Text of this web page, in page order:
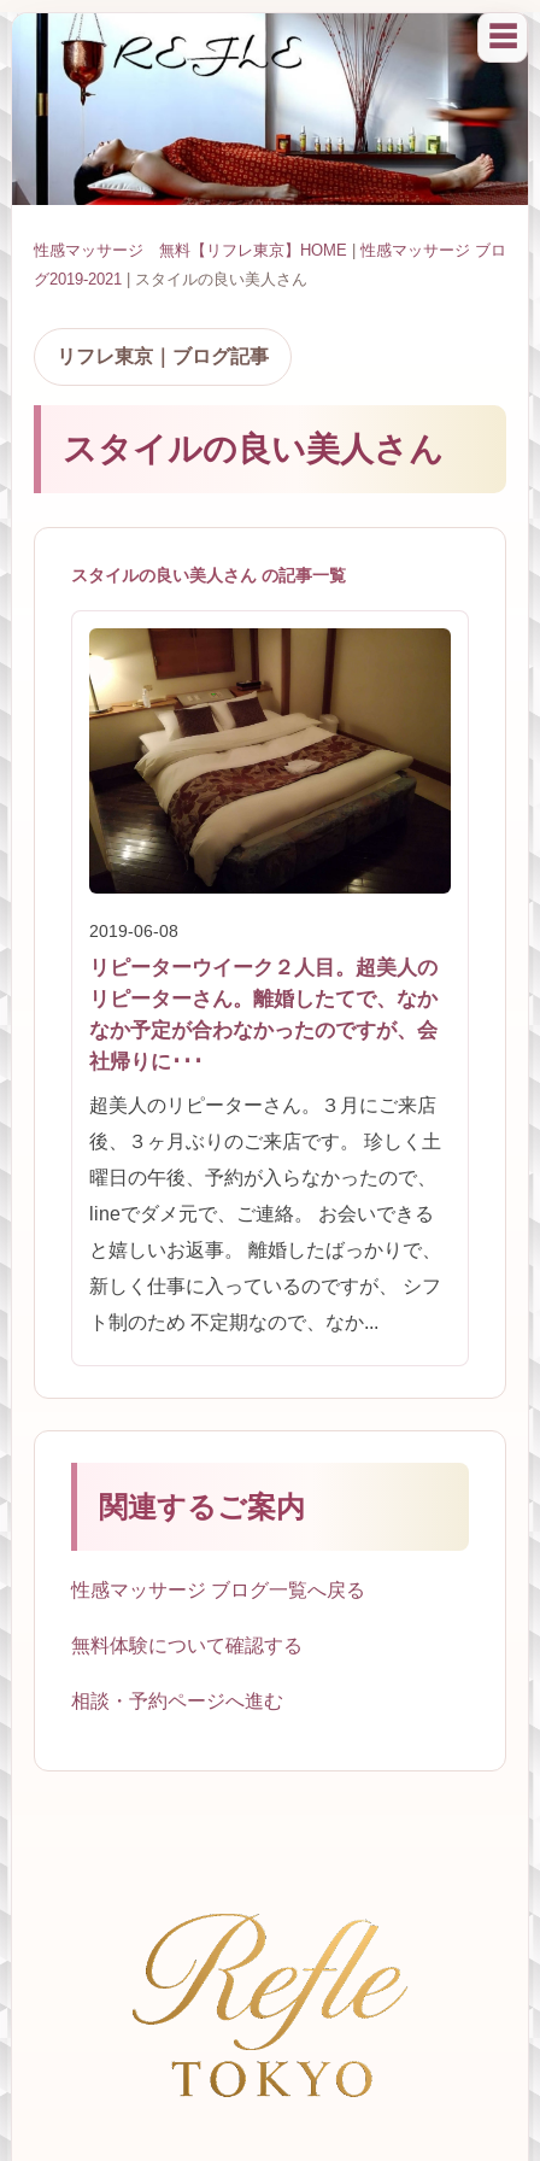
☰
性感マッサージ 無料【リフレ東京】HOME
性感マッサージ ブロ
グ2019-2021
| スタイルの良い美人さん
リフレ東京｜ブログ記事
スタイルの良い美人さん
スタイルの良い美人さん の記事一覧
2019-06-08
リピーターウイーク２人目。超美人の
リピーターさん。離婚したてで、なか
なか予定が合わなかったのですが、会
社帰りに･･･
超美人のリピーターさん。３月にご来店
後、３ヶ月ぶりのご来店です。 珍しく土
曜日の午後、予約が入らなかったので、
lineでダメ元で、ご連絡。 お会いできる
と嬉しいお返事。 離婚したばっかりで、
新しく仕事に入っているのですが、 シフ
ト制のため 不定期なので、なか...
関連するご案内
性感マッサージ ブログ一覧へ戻る
無料体験について確認する
相談・予約ページへ進む